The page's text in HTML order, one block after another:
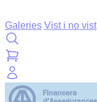
Galeries Vist i no vist